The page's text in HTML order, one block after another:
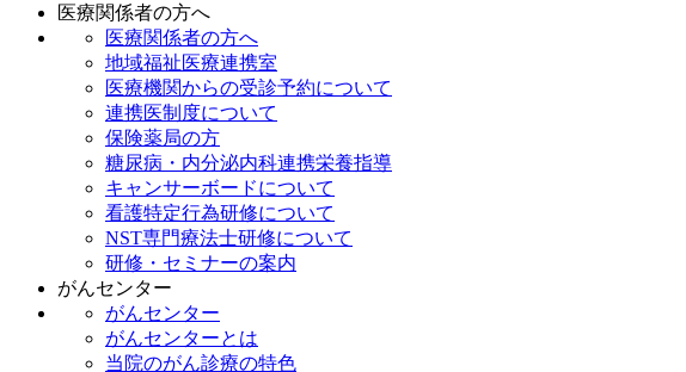
医療関係者の方へ
医療関係者の方へ
地域福祉医療連携室
医療機関からの受診予約について
連携医制度について
保険薬局の方
糖尿病・内分泌内科連携栄養指導
キャンサーボードについて
看護特定行為研修について
NST専門療法士研修について
研修・セミナーの案内
がんセンター
がんセンター
がんセンターとは
当院のがん診療の特色